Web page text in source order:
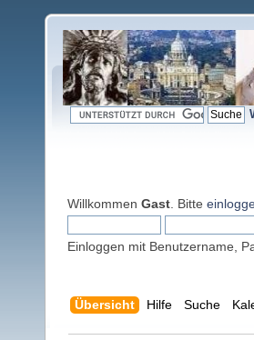
Willkommen Gast . Bitte
Einloggen mit Benutzername,
Übersicht Hilfe Suche